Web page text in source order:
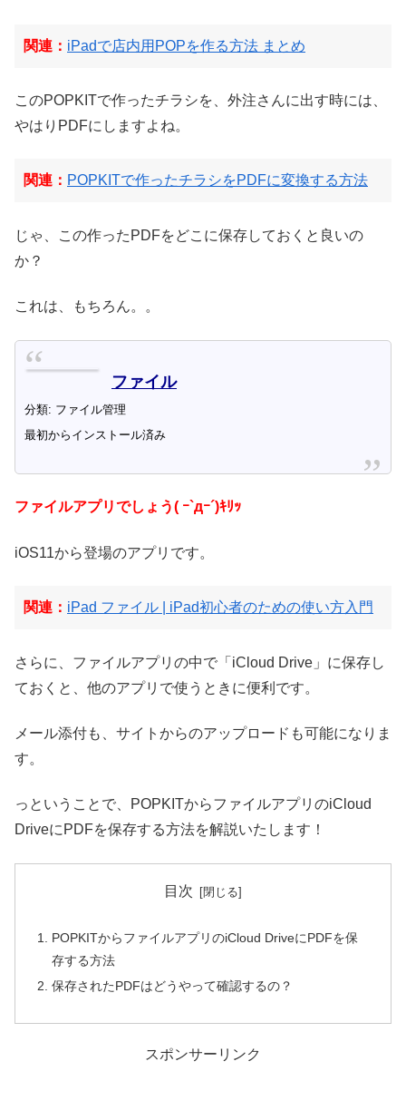
関連： iPadで店内用POPを作る方法 まとめ
このPOPKITで作ったチラシを、外注さんに出す時には、
やはりPDFにしますよね。
関連： POPKITで作ったチラシをPDFに変換する方法
じゃ、この作ったPDFをどこに保存しておくと良いの
か？
これは、もちろん。。
ファイル
分類: ファイル管理
最初からインストール済み
ファイルアプリでしょう( ｰ`дｰ´)ｷﾘｯ
iOS11から登場のアプリです。
関連： iPad ファイル | iPad初心者のための使い方入門
さらに、ファイルアプリの中で「iCloud Drive」に保存し
ておくと、他のアプリで使うときに便利です。
メール添付も、サイトからのアップロードも可能になりま
す。
っということで、POPKITからファイルアプリのiCloud
DriveにPDFを保存する方法を解説いたします！
目次
POPKITからファイルアプリのiCloud DriveにPDFを保
存する方法
保存されたPDFはどうやって確認するの？
スポンサーリンク